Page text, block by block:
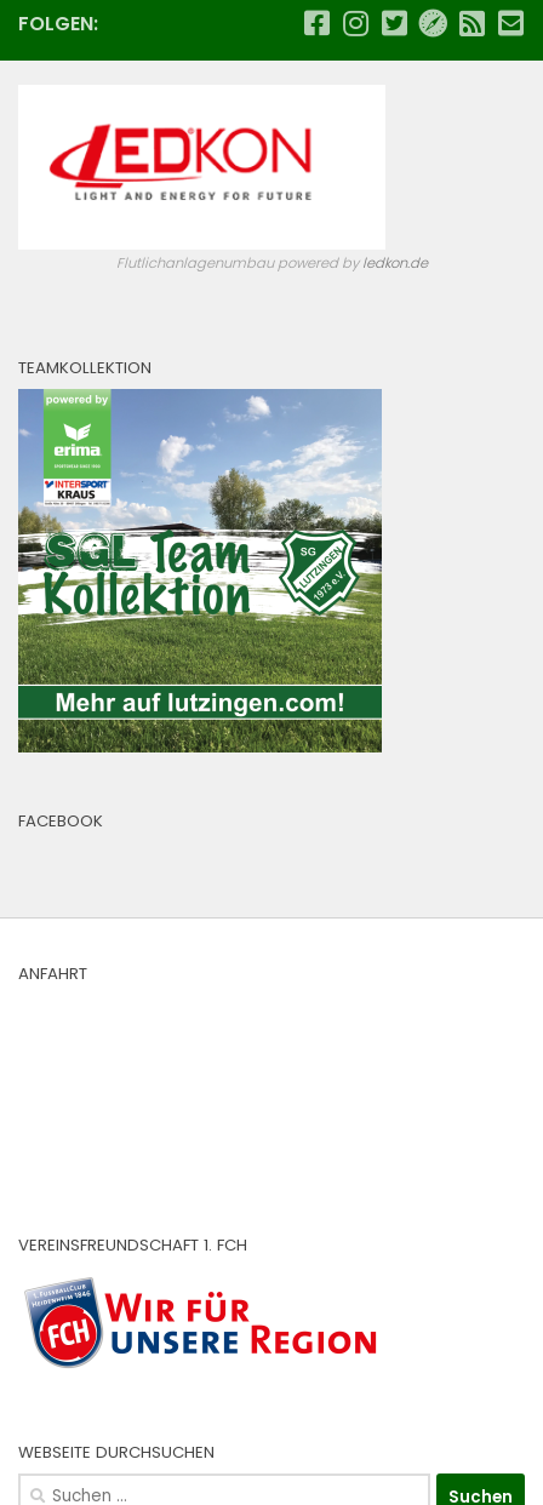
FOLGEN:
Flutlichanlagenumbau powered byledkon.de
TEAMKOLLEKTION
FACEBOOK
ANFAHRT
VEREINSFREUNDSCHAFT 1. FCH
WEBSEITE DURCHSUCHEN
Suchen